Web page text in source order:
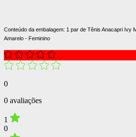
Conteúdo da embalagem: 1 par de Tênis Anacapri Ivy
Amarelo - Feminino
0
0 avaliações
1
0